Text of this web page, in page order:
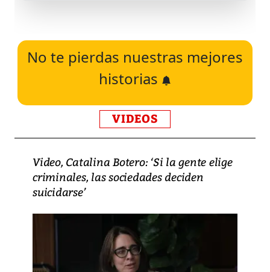
No te pierdas nuestras mejores
historias
VIDEOS
Video, Catalina Botero: ‘Si la gente elige
criminales, las sociedades deciden
suicidarse’